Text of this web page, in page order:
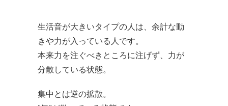
生活音が大きいタイプの人は、余計な動
きや力が入っている人です。
本来力を注ぐべきところに注げず、力が
分散している状態。
集中とは逆の拡散。